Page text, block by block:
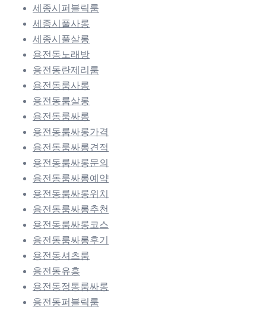
세종시퍼블릭룸
세종시풀사롱
세종시풀살롱
용전동노래방
용전동란제리룸
용전동룸사롱
용전동룸살롱
용전동룸싸롱
용전동룸싸롱가격
용전동룸싸롱견적
용전동룸싸롱문의
용전동룸싸롱예약
용전동룸싸롱위치
용전동룸싸롱추천
용전동룸싸롱코스
용전동룸싸롱후기
용전동셔츠룸
용전동유흥
용전동정통룸싸롱
용전동퍼블릭룸